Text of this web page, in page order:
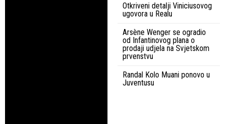
Otkriveni detalji Viniciusovog
ugovora u Realu
Arsène Wenger se ogradio
od Infantinovog plana o
prodaji udjela na Svjetskom
prvenstvu
Randal Kolo Muani ponovo u
Juventusu